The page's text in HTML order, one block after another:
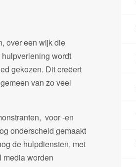
over een wijk die
wordt
gekozen. Dit creëert
van zo veel
voor -en
onderscheid gemaakt
de hulpdiensten, met
media worden